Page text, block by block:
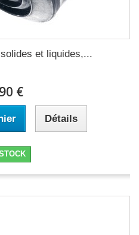
et liquides,...
€
Détails